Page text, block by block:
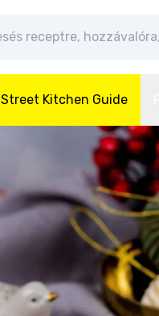
Street Kitchen Guide